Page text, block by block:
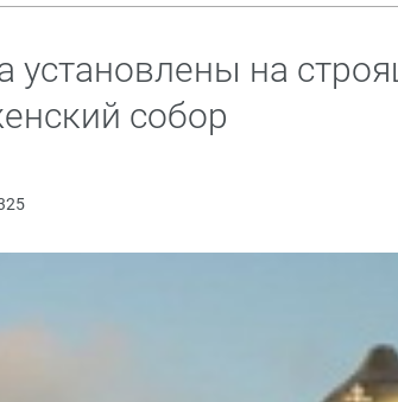
установлены на
собор